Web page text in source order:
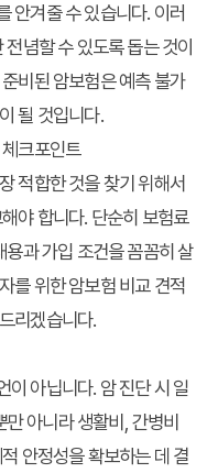
안겨줄 수 있습니다. 이러
념할 수 있도록 돕는 것이
비된 암보험은 예측 불가
될 것입니다.
크포인트
적합한 것을 찾기 위해서
야 합니다. 단순히 보험료
과 가입 조건을 꼼꼼히 살
를 위한 암보험 비교 견적
리겠습니다.
이 아닙니다. 암 진단 시 일
아니라 생활비, 간병비
안정성을 확보하는 데 결